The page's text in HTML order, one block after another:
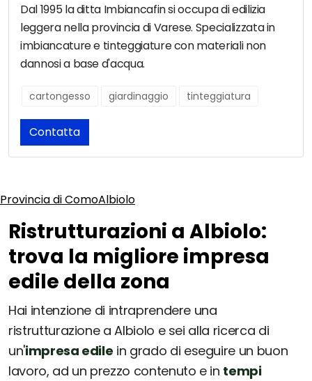
Dal 1995 la ditta Imbiancafin si occupa di edilizia
leggera nella provincia di Varese. Specializzata in
imbiancature e tinteggiature con materiali non
dannosi a base d'acqua.
cartongesso giardinaggio tinteggiatura
Contatta
Provincia di ComoAlbiolo
Ristrutturazioni a Albiolo:
trova la migliore impresa
edile della zona
Hai intenzione di intraprendere una
ristrutturazione a Albiolo e sei alla ricerca di
un'impresa edile in grado di eseguire un buon
lavoro, ad un prezzo contenuto e in tempi